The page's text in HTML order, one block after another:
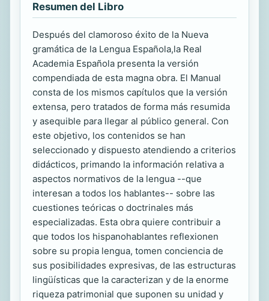
Resumen del Libro
Después del clamoroso éxito de la Nueva
gramática de la Lengua Española,la Real
Academia Española presenta la versión
compendiada de esta magna obra. El Manual
consta de los mismos capítulos que la versión
extensa, pero tratados de forma más resumida
y asequible para llegar al público general. Con
este objetivo, los contenidos se han
seleccionado y dispuesto atendiendo a criterios
didácticos, primando la información relativa a
aspectos normativos de la lengua --que
interesan a todos los hablantes-- sobre las
cuestiones teóricas o doctrinales más
especializadas. Esta obra quiere contribuir a
que todos los hispanohablantes reflexionen
sobre su propia lengua, tomen conciencia de
sus posibilidades expresivas, de las estructuras
lingüísticas que la caracterizan y de la enorme
riqueza patrimonial que suponen su unidad y